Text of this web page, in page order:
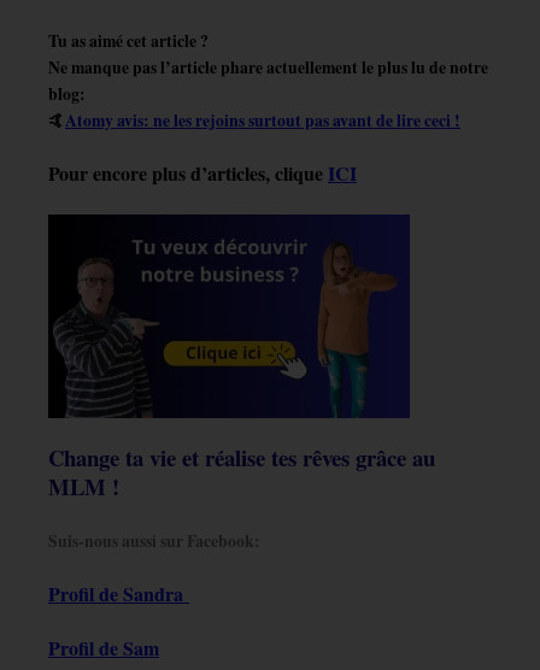
Tu as aimé cet article ?
Ne manque pas l’article phare actuellement le plus lu de notre
blog:
🤙Atomy avis: ne les rejoins surtout pas avant de lire ceci !
Pour encore plus d’articles, clique ICI
Change ta vie et réalise tes rêves grâce au
MLM !
Suis-nous aussi sur Facebook:
Profil de Sandra
Profil de Sam